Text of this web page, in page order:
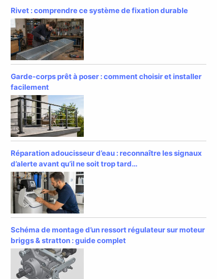
Rivet : comprendre ce système de fixation durable
Garde-corps prêt à poser : comment choisir et installer
facilement
Réparation adoucisseur d’eau : reconnaître les signaux
d’alerte avant qu’il ne soit trop tard…
Schéma de montage d’un ressort régulateur sur moteur
briggs & stratton : guide complet